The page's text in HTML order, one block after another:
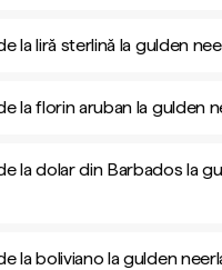
la liră sterlină la gulden
la florin aruban la gulden
la dolar din Barbados la
la boliviano la gulden